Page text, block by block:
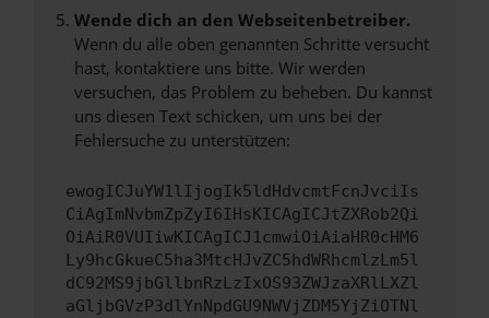
Wende dich an den Webseitenbetreiber.
Wenn du alle oben genannten Schritte versucht
hast, kontaktiere uns bitte. Wir werden
versuchen, das Problem zu beheben. Du kannst
uns diesen Text schicken, um uns bei der
Fehlersuche zu unterstützen:
ewogICJuYW1lIjogIk5ldHdvcmtFcnJvciIs
CiAgImNvbmZpZyI6IHsKICAgICJtZXRob2Qi
OiAiR0VUIiwKICAgICJ1cmwiOiAiaHR0cHM6
Ly9hcGkueC5ha3MtcHJvZC5hdWRhcmlzLm5l
dC92MS9jbGllbnRzLzIxOS93ZWJzaXRlLXZl
aGljbGVzP3dlYnNpdGU9NWVjZDM5YjZiOTNl